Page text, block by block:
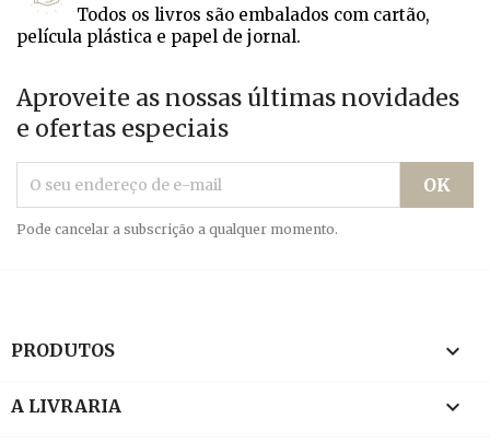
Todos os livros são embalados com cartão,
película plástica e papel de jornal.
Aproveite as nossas últimas novidades
e ofertas especiais
Pode cancelar a subscrição a qualquer momento.
PRODUTOS 
A LIVRARIA 